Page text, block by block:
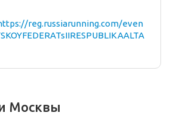
reg.russiarunning.com/even
Москвы